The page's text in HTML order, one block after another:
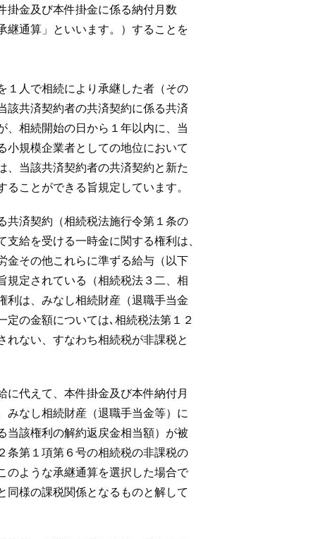
金及び本件掛金に係る納付月数
通算」といいます。）することを
人で相続により承継した者（その
共済契約者の共済契約に係る共済
相続開始の日から１年以内に、当
規模企業者としての地位において
当該共済契約者の共済契約と新た
とができる旨規定しています。
済契約（相続税法施行令第１条の
給を受ける一時金に関する権利は、
その他これらに準ずる給与（以下
定されている（相続税法３二、相
は、みなし相続財産（退職手当金
の金額については､相続税法第１２
ない、すなわち相続税が非課税と
代えて、本件掛金及び本件納付月
なし相続財産（退職手当金等）に
該権利の解約返戻金相当額）が被
第１項第６号の相続税の非課税の
ような承継通算を選択した場合で
様の課税関係となるものと解して